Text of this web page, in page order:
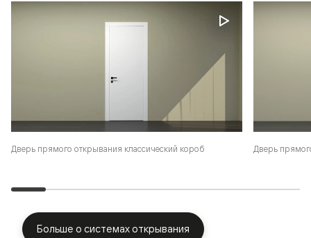
Дверь прямого открывания классический короб Дверь
Больше о системах открывания